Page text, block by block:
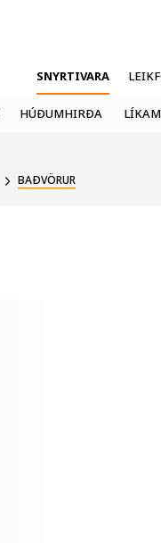
SNYRTIVARA
HÚÐUMHIRÐA
BAÐVÖRUR